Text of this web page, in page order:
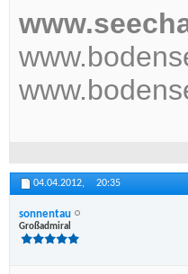
04.04.2012, 20:35
sonnentau
Großadmiral